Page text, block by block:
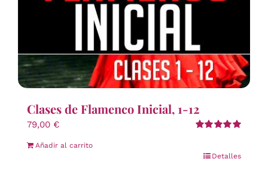
Clases de Flamenco Inicial, 1-12
79,00 €
Añadir al carrito
Detalles